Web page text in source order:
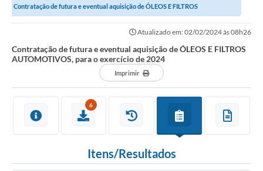
Contratação de futura e eventual aquisição de ÓLEOS E FILTROS
Atualizado em: 02/02/2024 às 08h26
Contratação de futura e eventual aquisição de ÓLEOS E FILTROS
AUTOMOTIVOS, para o exercício de 2024
Imprimir
6
Itens/Resultados